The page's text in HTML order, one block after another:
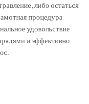
либо остаться
процедура
удовольствие
и эффективно